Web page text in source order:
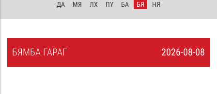
ДА МЯ ЛХ ПҮ БА БЯ НЯ
2026-08-08
БЯМБА ГАРАГ